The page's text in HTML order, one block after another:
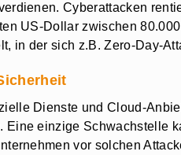
Cyberattacken
US-Dollar zwischen
in der sich z.B. Zero-Day-
Dienste und Cloud-
Eine einzige Schwachstelle
vor solchen